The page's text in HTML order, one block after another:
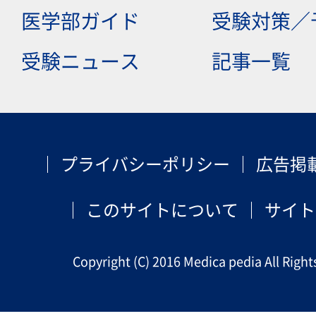
医学部ガイド 受験対策
受験ニュース 記事一覧
プライバシーポリシー 広告掲
このサイトについて サイ
Copyright (C) 2016 Medica pedia All